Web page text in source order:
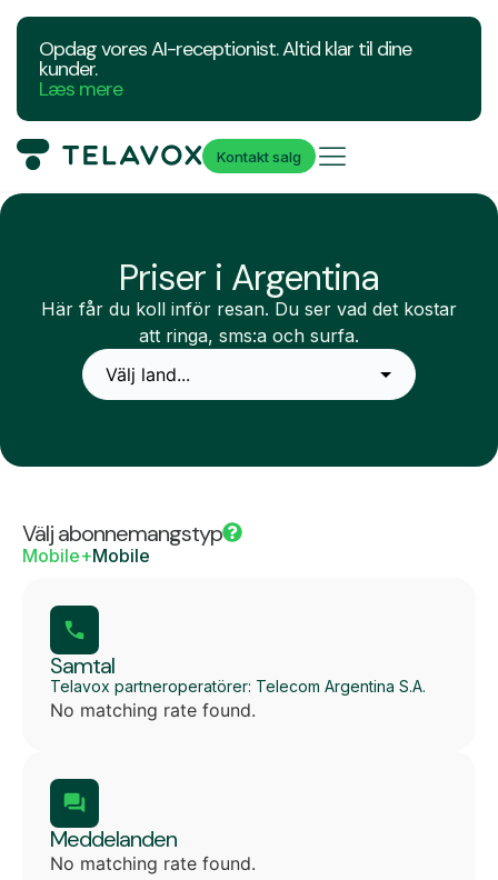
Opdag vores AI-receptionist. Altid klar til dine
kunder.
Læs mere
Kontakt salg
Priser i Argentina
Här får du koll inför resan. Du ser vad det kostar
att ringa, sms:a och surfa.
Välj abonnemangstyp
Mobile+Mobile
Samtal
Telavox partneroperatörer: Telecom Argentina S.A.
No matching rate found.
Meddelanden
No matching rate found.